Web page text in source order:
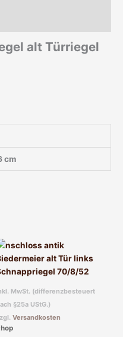
alt Türriegel
cm
MwSt. (differenzbesteuert
§25a UStG.)
Versandkosten